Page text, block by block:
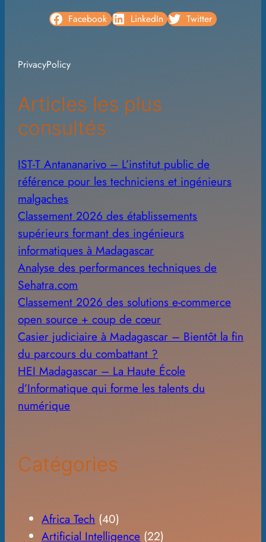
v
s
Facebook LinkedIn Twitter
PrivacyPolicy
Articles les plus
consultés
IST-T Antananarivo – L’institut public de
référence pour les techniciens et ingénieurs
malgaches
Classement 2026 des établissements
supérieurs formant des ingénieurs
informatiques à Madagascar
Analyse des performances techniques de
Sehatra.com
Classement 2026 des solutions e-commerce
open source + coup de cœur
Casier judiciaire à Madagascar – Bientôt la fin
du parcours du combattant ?
HEI Madagascar – La Haute École
d’Informatique qui forme les talents du
numérique
Catégories
Africa Tech (40)
Artificial Intelligence (22)